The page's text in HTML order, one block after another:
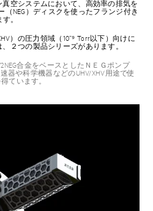
真空システムにおいて、高効率の排気を
NEG）ディスクを使ったフランジ付き
。
）の圧力領域（10⁻⁹ Torr以下）向けに
、２つの製品シリーズがあります。
合金をベースとしたＮＥＧポンプ
器や科学機器などのUHV/XHV用途で使
ています。